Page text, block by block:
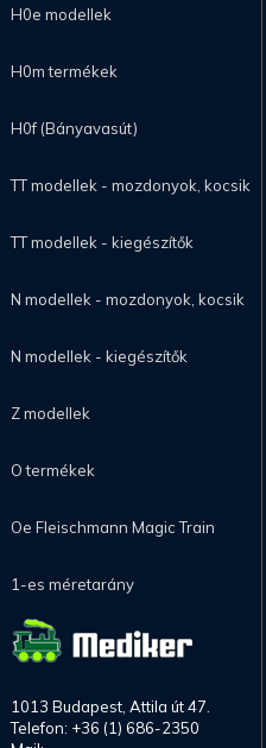
H0e modellek
H0m termékek
H0f (Bányavasút)
TT modellek - mozdonyok, kocsik
TT modellek - kiegészítők
N modellek - mozdonyok, kocsik
N modellek - kiegészítők
Z modellek
O termékek
Oe Fleischmann Magic Train
1-es méretarány
1013 Budapest, Attila út 47.
Telefon: +36 (1) 686-2350